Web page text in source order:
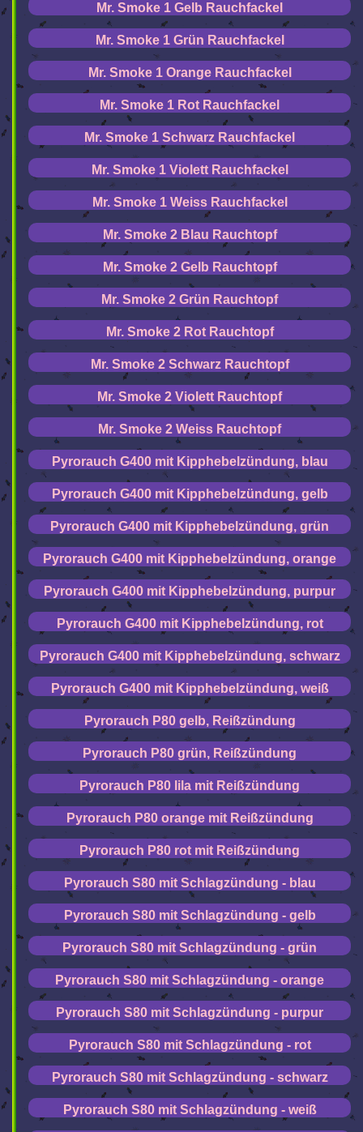
Mr. Smoke 1 Gelb Rauchfackel
Mr. Smoke 1 Grün Rauchfackel
Mr. Smoke 1 Orange Rauchfackel
Mr. Smoke 1 Rot Rauchfackel
Mr. Smoke 1 Schwarz Rauchfackel
Mr. Smoke 1 Violett Rauchfackel
Mr. Smoke 1 Weiss Rauchfackel
Mr. Smoke 2 Blau Rauchtopf
Mr. Smoke 2 Gelb Rauchtopf
Mr. Smoke 2 Grün Rauchtopf
Mr. Smoke 2 Rot Rauchtopf
Mr. Smoke 2 Schwarz Rauchtopf
Mr. Smoke 2 Violett Rauchtopf
Mr. Smoke 2 Weiss Rauchtopf
Pyrorauch G400 mit Kipphebelzündung, blau
Pyrorauch G400 mit Kipphebelzündung, gelb
Pyrorauch G400 mit Kipphebelzündung, grün
Pyrorauch G400 mit Kipphebelzündung, orange
Pyrorauch G400 mit Kipphebelzündung, purpur
Pyrorauch G400 mit Kipphebelzündung, rot
Pyrorauch G400 mit Kipphebelzündung, schwarz
Pyrorauch G400 mit Kipphebelzündung, weiß
Pyrorauch P80 gelb, Reißzündung
Pyrorauch P80 grün, Reißzündung
Pyrorauch P80 lila mit Reißzündung
Pyrorauch P80 orange mit Reißzündung
Pyrorauch P80 rot mit Reißzündung
Pyrorauch S80 mit Schlagzündung - blau
Pyrorauch S80 mit Schlagzündung - gelb
Pyrorauch S80 mit Schlagzündung - grün
Pyrorauch S80 mit Schlagzündung - orange
Pyrorauch S80 mit Schlagzündung - purpur
Pyrorauch S80 mit Schlagzündung - rot
Pyrorauch S80 mit Schlagzündung - schwarz
Pyrorauch S80 mit Schlagzündung - weiß